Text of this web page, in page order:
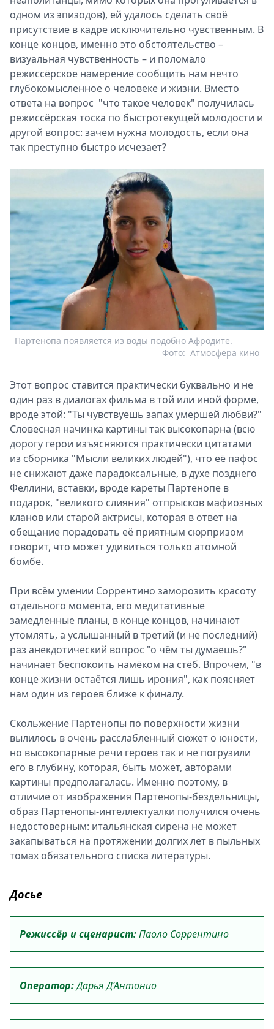
одном из эпизодов), ей удалось сделать своё
присутствие в кадре исключительно чувственным. В
конце концов, именно это обстоятельство –
визуальная чувственность – и поломало
режиссёрское намерение сообщить нам нечто
глубокомысленное о человеке и жизни. Вместо
ответа на вопрос "что такое человек" получилась
режиссёрская тоска по быстротекущей молодости и
другой вопрос: зачем нужна молодость, если она
так преступно быстро исчезает?
Партенопа появляется из воды подобно Афродите.
Атмосфера кино
Фото:
Этот вопрос ставится практически буквально и не
один раз в диалогах фильма в той или иной форме,
вроде этой: "Ты чувствуешь запах умершей любви?"
Словесная начинка картины так высокопарна (всю
дорогу герои изъясняются практически цитатами
из сборника "Мысли великих людей"), что её пафос
не снижают даже парадоксальные, в духе позднего
Феллини, вставки, вроде кареты Партенопе в
подарок, "великого слияния" отпрысков мафиозных
кланов или старой актрисы, которая в ответ на
обещание порадовать её приятным сюрпризом
говорит, что может удивиться только атомной
бомбе.
При всём умении Соррентино заморозить красоту
отдельного момента, его медитативные
замедленные планы, в конце концов, начинают
утомлять, а услышанный в третий (и не последний)
раз анекдотический вопрос "о чём ты думаешь?"
начинает беспокоить намёком на стёб. Впрочем, "в
конце жизни остаётся лишь ирония", как поясняет
нам один из героев ближе к финалу.
Скольжение Партенопы по поверхности жизни
вылилось в очень расслабленный сюжет о юности,
но высокопарные речи героев так и не погрузили
его в глубину, которая, быть может, авторами
картины предполагалась. Именно поэтому, в
отличие от изображения Партенопы-бездельницы,
образ Партенопы-интеллектуалки получился очень
недостоверным: итальянская сирена не может
закапываться на протяжении долгих лет в пыльных
томах обязательного списка литературы.
Досье
Режиссёр и сценарист:Паоло Соррентино
Оператор:Дарья Д’Антонио